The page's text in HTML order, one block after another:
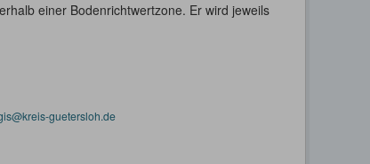
einer Bodenrichtwertzone. Er wird jeweils
guetersloh.de